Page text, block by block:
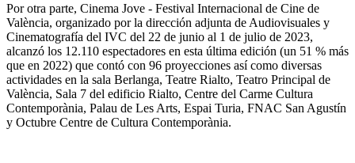
Por otra parte, Cinema Jove - Festival Internacional de Cine de
València, organizado por la dirección adjunta de Audiovisuales y
Cinematografía del IVC del 22 de junio al 1 de julio de 2023,
alcanzó los 12.110 espectadores en esta última edición (un 51 % más
que en 2022) que contó con 96 proyecciones así como diversas
actividades en la sala Berlanga, Teatre Rialto, Teatro Principal de
València, Sala 7 del edificio Rialto, Centre del Carme Cultura
Contemporània, Palau de Les Arts, Espai Turia, FNAC San Agustín
y Octubre Centre de Cultura Contemporània.